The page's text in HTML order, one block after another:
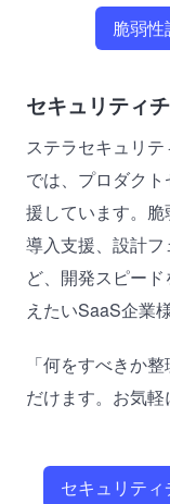
脆弱
セキュリティ
ステラセキュリ
では、プロダク
援しています。
導入支援、設計
ど、開発スピー
えたいSaaS企業
「何をすべきか
だけます。お気軽
セキュリテ